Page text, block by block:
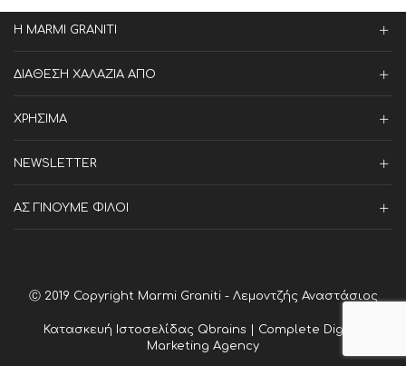
Η MARMI GRANITI
ΔΙΑΘΕΣΗ ΧΑΛΑΖΙΑ ΑΠΟ
ΧΡΗΣΙΜΑ
NEWSLETTER
ΑΣ ΓΙΝΟΥΜΕ ΦΙΛΟΙ
Ⓒ 2019 Copyright Marmi Graniti - Λεμοντζής Αναστάσιος
Κατασκευή Ιστοσελίδας Qbrains | Complete Digital
Marketing Agency